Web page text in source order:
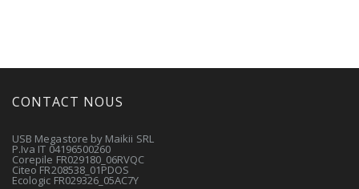
CONTACT NOUS
USB Megastore by Maikii SRL
P.Iva IT 04196500260
Corepile FR029180_06RVQC
Citeo FR208538_01PDOS
Ecologic FR029326_05AC7Y